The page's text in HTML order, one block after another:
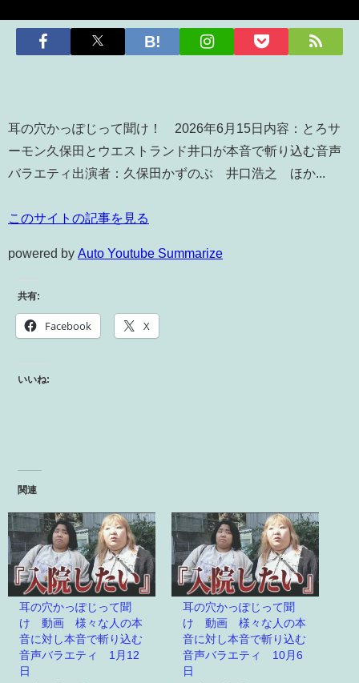
耳の穴かっぽじって聞け！ 2026年6月15日内容：とろサ
ーモン久保田とウエストランド井口が本音で斬り込む音声
バラエティ出演者：久保田かずのぶ 井口浩之 ほか...
このサイトの記事を見る
powered by Auto Youtube Summarize
共有:
Facebook X
いいね:
関連
耳の穴かっぽじって聞
け 動画 様々な人の本
音に対し本音で斬り込む
音声バラエティ 1月12
日
耳の穴かっぽじって聞
け 動画 様々な人の本
音に対し本音で斬り込む
音声バラエティ 10月6
日